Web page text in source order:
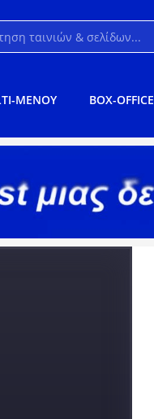
ΜΕΝΟΥ BOX-OFFICE